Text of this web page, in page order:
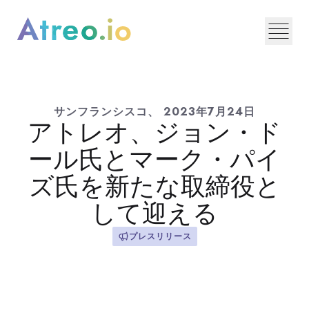
サンフランシスコ、 2023年7月24日
アトレオ、ジョン・ド
ール氏とマーク・パイ
ズ氏を新たな取締役と
して迎える
プレスリリース